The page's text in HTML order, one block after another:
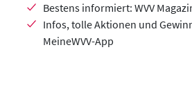
Bestens informiert: WVV
Infos, tolle Aktionen und
MeineWVV-App